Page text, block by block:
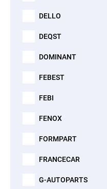
DELLO
DEQST
DOMINANT
FEBEST
FEBI
FENOX
FORMPART
FRANCECAR
G-AUTOPARTS